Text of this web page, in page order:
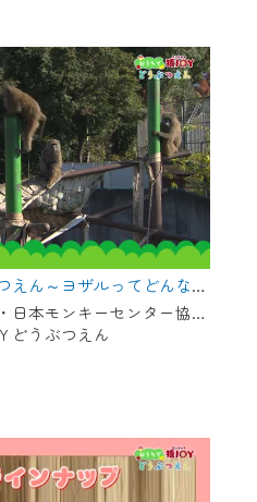
おうちで猿ジョイどうぶつえん～ヨザルってどんなサル？～（2025年1月16日初回放送）
世界屈指のサル類動物園・日本モンキーセンター協力の親子で学べる動物番組。
どうぶつえん
ご利用いただけませ
ますが、ご了承の程
ます。